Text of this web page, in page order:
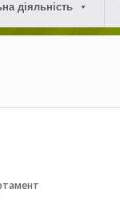
діяльність